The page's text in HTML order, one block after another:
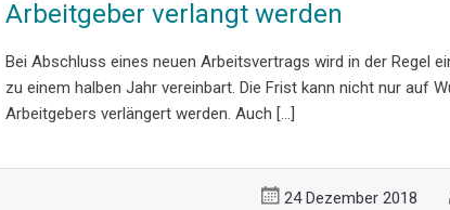
Arbeitgeber verlangt werden
Bei Abschluss eines neuen Arbeitsvertrags wird in der Regel
zu einem halben Jahr vereinbart. Die Frist kann nicht nur auf
Arbeitgebers verlängert werden. Auch […]
24 Dezember 2018